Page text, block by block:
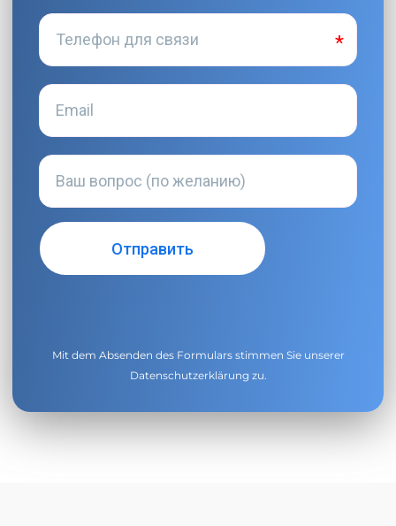
Mit dem Absenden des Formulars stimmen Sie unserer
Datenschutzerklärung zu.